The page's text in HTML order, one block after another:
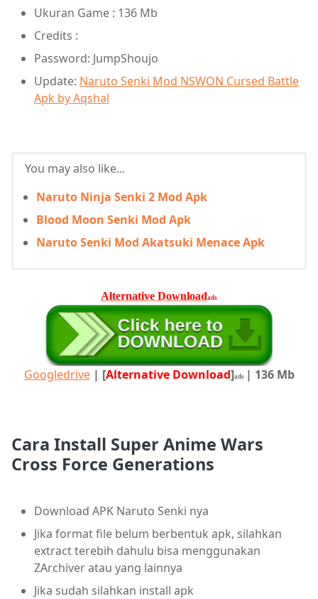
Ukuran Game : 136 Mb
Credits :
Password: JumpShoujo
Update: Naruto Senki Mod NSWON Cursed Battle
Apk by Aqshal
You may also like...
Naruto Ninja Senki 2 Mod Apk
Blood Moon Senki Mod Apk
Naruto Senki Mod Akatsuki Menace Apk
Alternative Downloadads
Googledrive| [Alternative Download]ads | 136 Mb
Cara Install Super Anime Wars
Cross Force Generations
Download APK Naruto Senki nya
Jika format file belum berbentuk apk, silahkan
extract terebih dahulu bisa menggunakan
ZArchiver atau yang lainnya
Jika sudah silahkan install apk